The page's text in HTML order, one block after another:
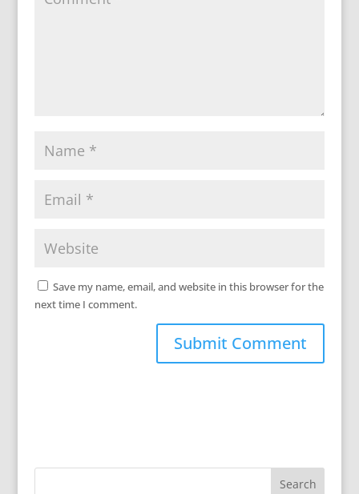
Save my name, email, and website in this browser for the
next time I comment.